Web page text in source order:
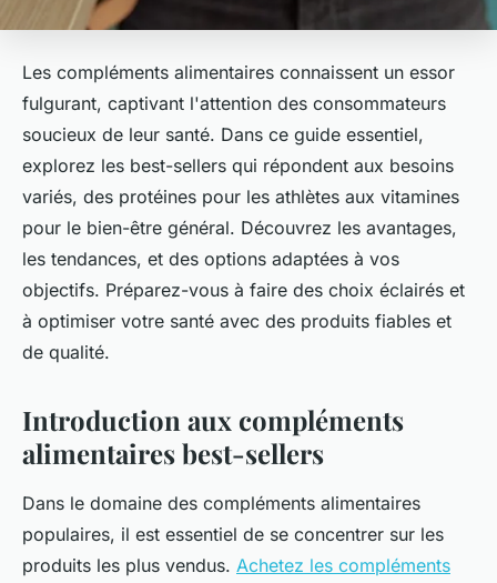
Les compléments alimentaires connaissent un essor
fulgurant, captivant l'attention des consommateurs
soucieux de leur santé. Dans ce guide essentiel,
explorez les best-sellers qui répondent aux besoins
variés, des protéines pour les athlètes aux vitamines
pour le bien-être général. Découvrez les avantages,
les tendances, et des options adaptées à vos
objectifs. Préparez-vous à faire des choix éclairés et
à optimiser votre santé avec des produits fiables et
de qualité.
Introduction aux compléments
alimentaires best-sellers
Dans le domaine des compléments alimentaires
populaires, il est essentiel de se concentrer sur les
produits les plus vendus. Achetez les compléments